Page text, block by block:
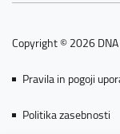
Copyright © 2026
Pravila in pogoji
Politika zasebnosti